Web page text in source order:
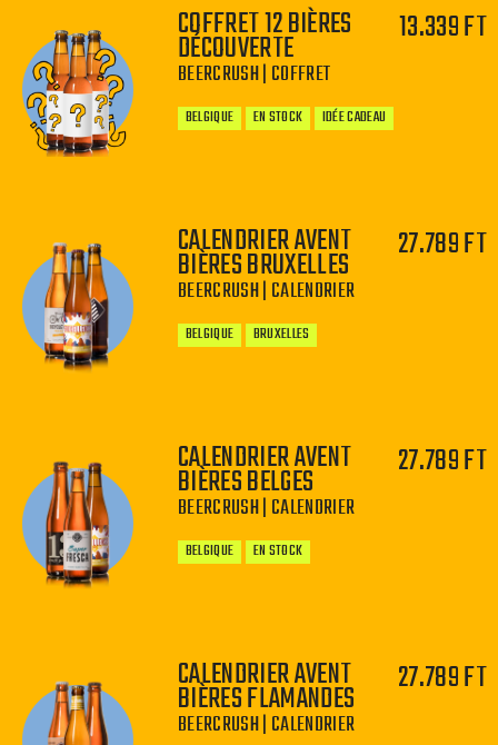
COFFRET 12 BIÈRES
DÉCOUVERTE
BEERCRUSH | COFFRET
13.339 FT
BELGIQUE EN STOCK IDÉE CADEAU
− +
CALENDRIER AVENT
BIÈRES BRUXELLES
BEERCRUSH | CALENDRIER
27.789 FT
BELGIQUE BRUXELLES
− +
CALENDRIER AVENT
BIÈRES BELGES
BEERCRUSH | CALENDRIER
27.789 FT
BELGIQUE EN STOCK
− +
CALENDRIER AVENT
BIÈRES FLAMANDES
BEERCRUSH | CALENDRIER
27.789 FT